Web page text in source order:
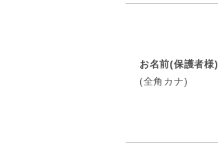
お名前(保護者様)
(全角カナ)